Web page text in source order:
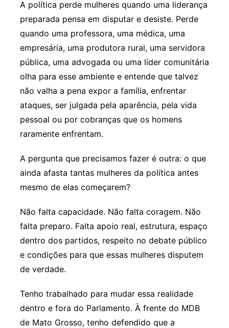
A política perde mulheres quando uma liderança
preparada pensa em disputar e desiste. Perde
quando uma professora, uma médica, uma
empresária, uma produtora rural, uma servidora
pública, uma advogada ou uma líder comunitária
olha para esse ambiente e entende que talvez
não valha a pena expor a família, enfrentar
ataques, ser julgada pela aparência, pela vida
pessoal ou por cobranças que os homens
raramente enfrentam.
A pergunta que precisamos fazer é outra: o que
ainda afasta tantas mulheres da política antes
mesmo de elas começarem?
Não falta capacidade. Não falta coragem. Não
falta preparo. Falta apoio real, estrutura, espaço
dentro dos partidos, respeito no debate público
e condições para que essas mulheres disputem
de verdade.
Tenho trabalhado para mudar essa realidade
dentro e fora do Parlamento. À frente do MDB
de Mato Grosso, tenho defendido que a